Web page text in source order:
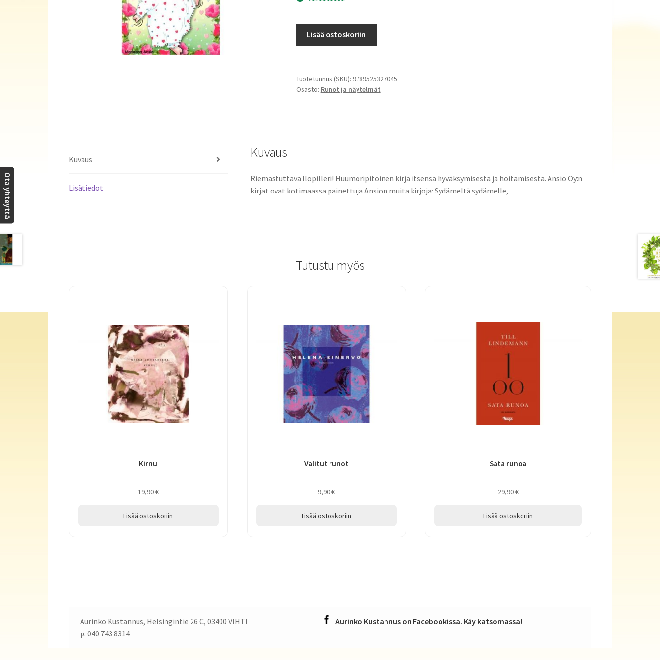
Lisää ostoskoriin
Tuotetunnus (SKU): 9789525327045
Osasto: Runot ja näytelmät
Kuvaus
Lisätiedot
Kuvaus
Riemastuttava Ilopilleri! Huumoripitoinen kirja itsensä hyväksymisestä ja hoitamisesta. Ansio Oy:n
kirjat ovat kotimaassa painettuja.Ansion muita kirjoja: Sydämeltä sydämelle, …
Tutustu myös
Kirnu
19,90€
Lisää ostoskoriin
Valitut runot
9,90€
Lisää ostoskoriin
Sata runoa
29,90€
Lisää ostoskoriin
Aurinko Kustannus, Helsingintie 26 C, 03400 VIHTI
p. 040 743 8314
Aurinko Kustannus on Facebookissa. Käy katsomassa!
Ota yhteyttä